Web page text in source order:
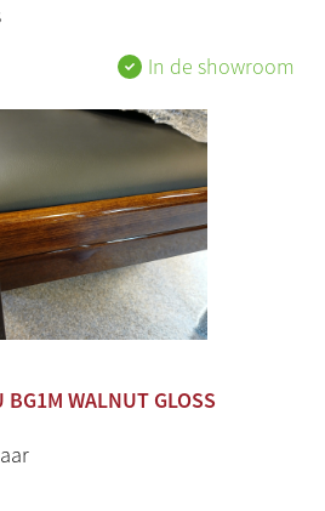
In de showroom
WALNUT GLOSS